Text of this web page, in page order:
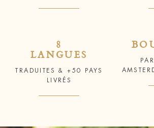
8
LANGUES
TRADUITES & +50 PAYS
LIVRÉS